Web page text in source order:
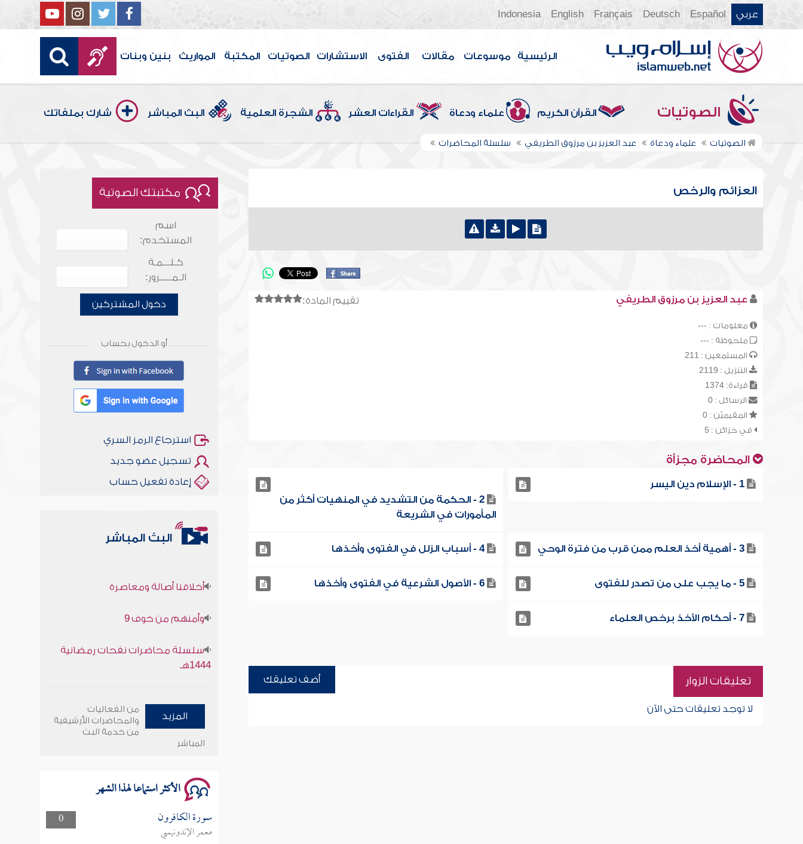
عربي Español
Deutsch
Français
English
Indonesia
الرئيسية موسوعات مقالات الفتوى الاستشارات الصوتيات المكتبة المواريث بنين وبنات
الصوتيات القرآن الكريم علماء ودعاة القراءات العشر الشجرة العلمية البث المباشر شارك بملفاتك
الصوتيات علماء ودعاة عبد العزيز بن مرزوق الطريفي سلسلة المحاضرات
العزائم والرخص
تقييم المادة: عبد العزيز بن مرزوق الطريفي
معلومات : ---
ملحوظة : ---
المستمعين : 211
التنزيل : 2119
قراءة: 1374
الرسائل : 0
المقيميّن : 0
في خزائن : 5
المحاضرة مجزأة
1 - الإسلام دين اليسر
2 - الحكمة من التشديد في المنهيات أكثر من
المأمورات في الشريعة
3 - أهمية أخذ العلم ممن قرب من فترة الوحي 4 - أسباب الزلل في الفتوى وأخذها
5 - ما يجب على من تصدر للفتوى 6 - الأصول الشرعية في الفتوى وأخذها
7 - أحكام الأخذ برخص العلماء
تعليقات الزوار أضف تعليقك
لا توجد تعليقات حتى الآن
مكتبتك الصوتية
اسم
المستخدم:
كـلـــمـة
الـمـــــرور:
دخول المشتركين
أو الدخول بحساب
استرجاع الرمز السري
تسجيل عضو جديد
إعادة تفعيل حساب
البث المباشر
1444هـ
وأمنهم من خوف 9
سلسلة محاضرات نفحات رمضانية
المزيد
من الفعاليات
والمحاضرات الأرشيفية
من خدمة البث
المباشر
الأكثر استماعا لهذا الشهر
0 سورة الكافرون
معمر الإندونيسي